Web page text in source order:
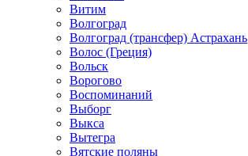
Витим
Волгоград
Волгоград (трансфер) Астрахань
Волос (Греция)
Вольск
Ворогово
Воспоминаний
Выборг
Выкса
Вытегра
Вятские поляны